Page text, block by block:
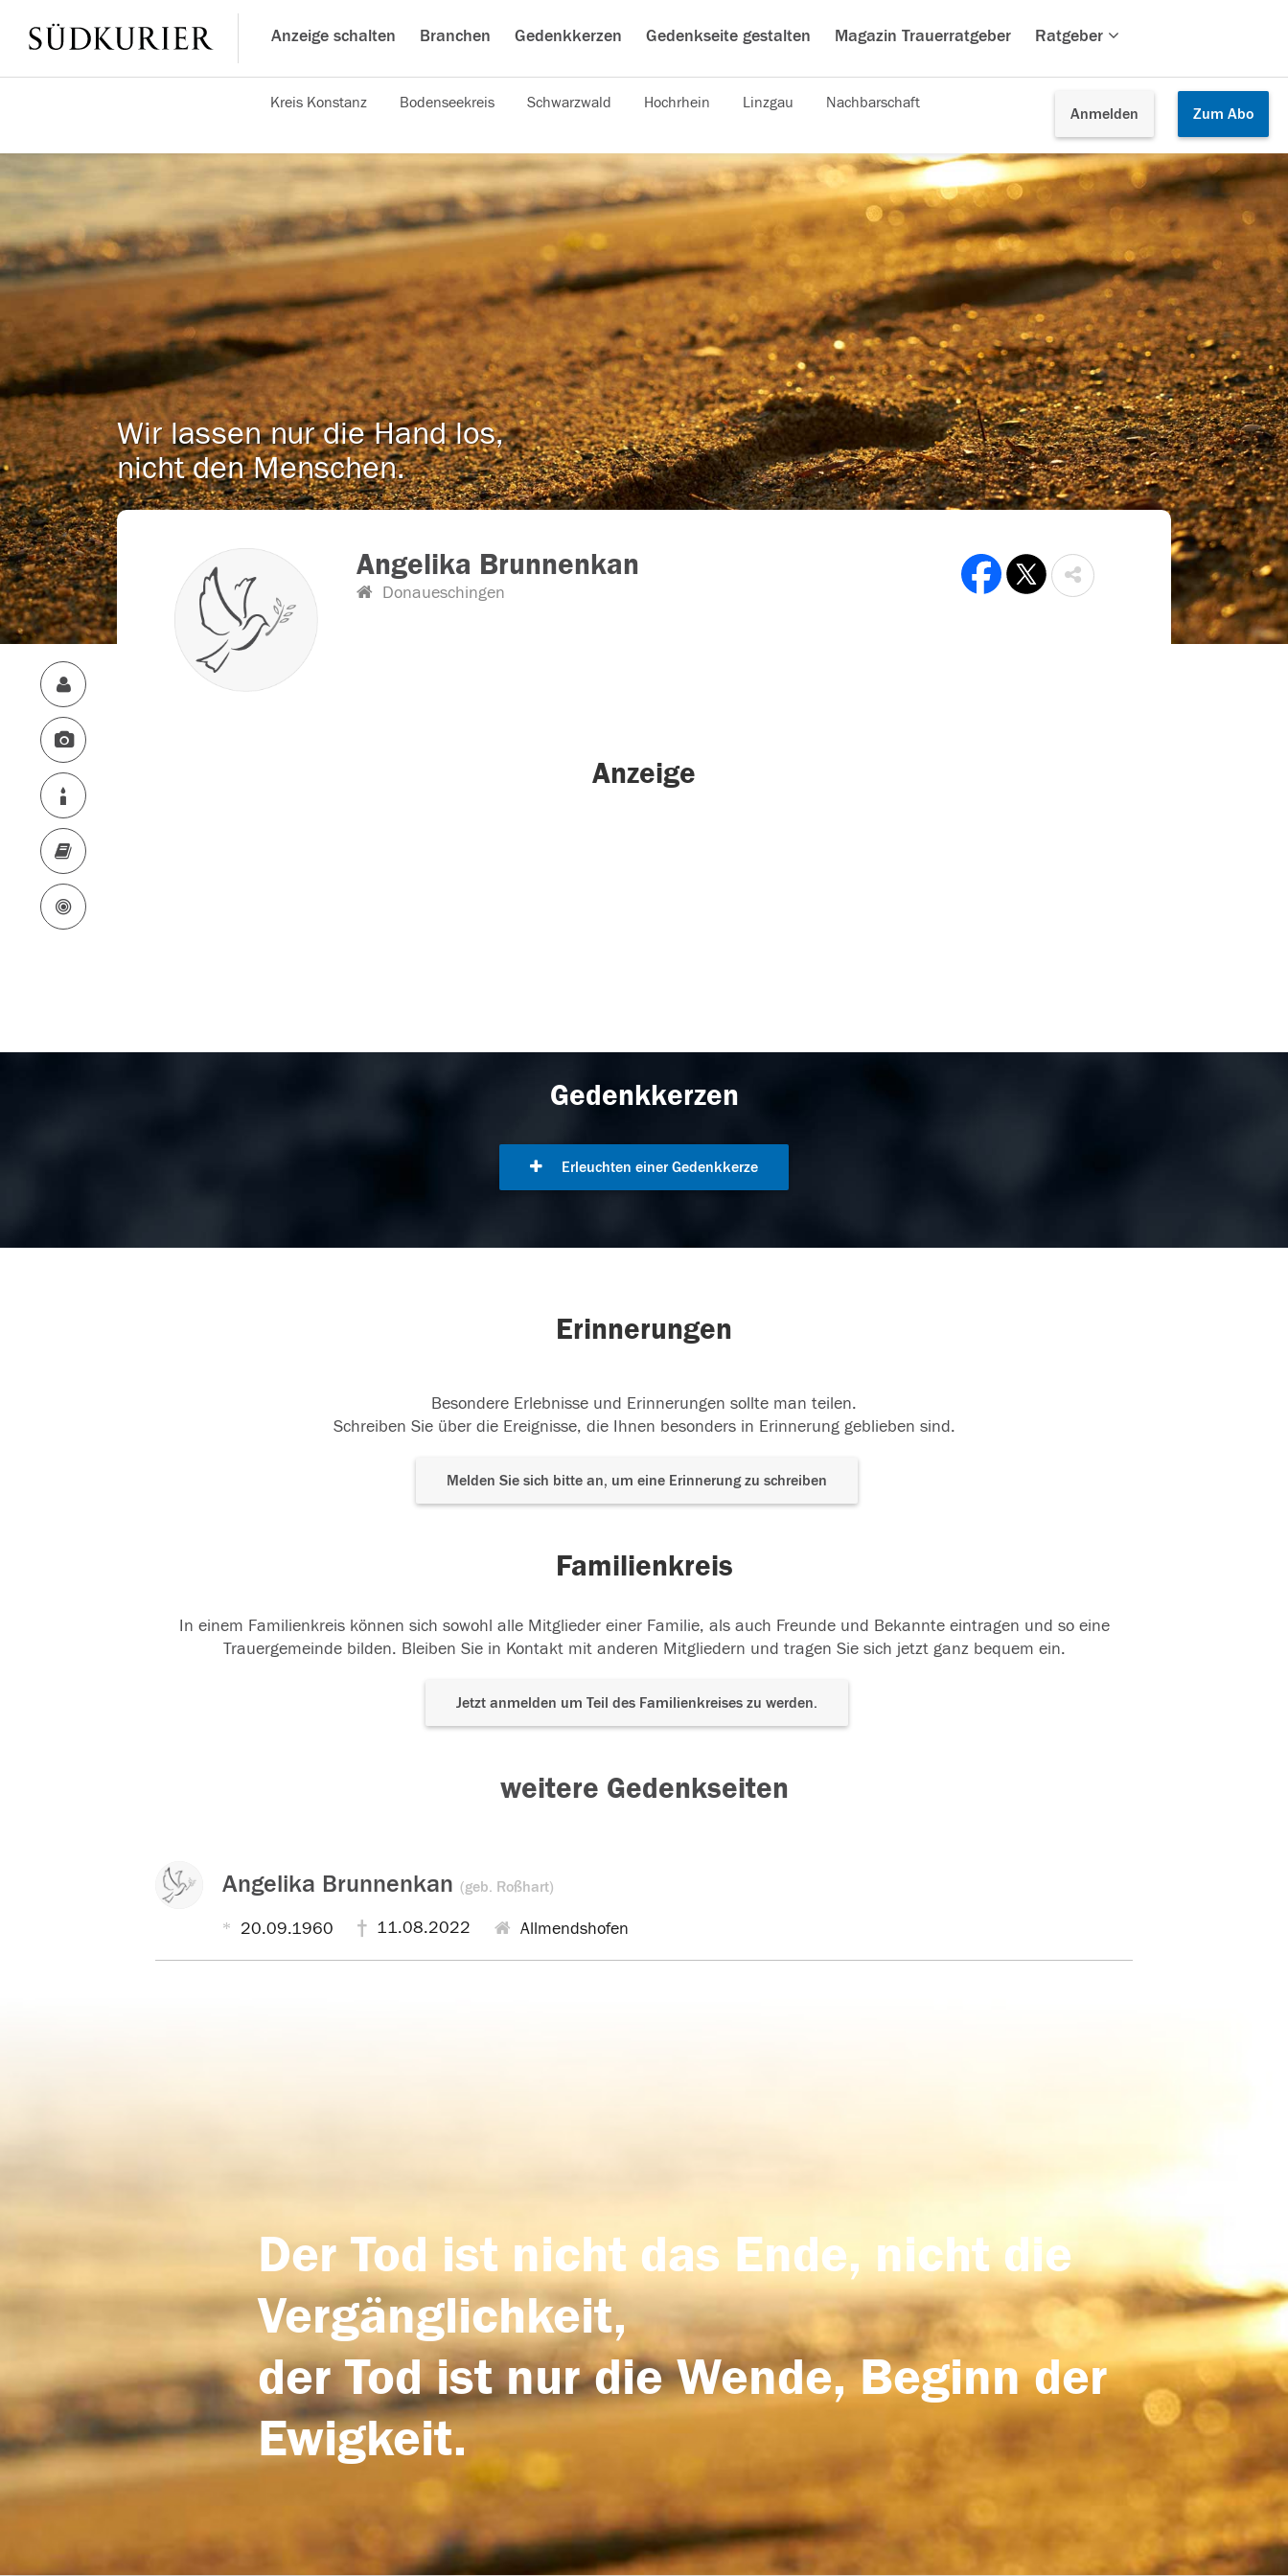
Anzeige schalten Branchen Gedenkkerzen Gedenkseite gestalten Magazin Trauerratgeber Ratgeber
Anmelden Zum Abo
Kreis Konstanz Bodenseekreis Schwarzwald Hochrhein Linzgau Nachbarschaft
Wir lassen nur die Hand los,
nicht den Menschen.
Angelika Brunnenkan
Donaueschingen
Anzeige
Gedenkkerzen
Erleuchten einer Gedenkkerze
Erinnerungen
Besondere Erlebnisse und Erinnerungen sollte man teilen.
Schreiben Sie über die Ereignisse, die Ihnen besonders in Erinnerung geblieben sind.
Melden Sie sich bitte an, um eine Erinnerung zu schreiben
Familienkreis
In einem Familienkreis können sich sowohl alle Mitglieder einer Familie, als auch Freunde und Bekannte eintragen und so eine
Trauergemeinde bilden. Bleiben Sie in Kontakt mit anderen Mitgliedern und tragen Sie sich jetzt ganz bequem ein.
Jetzt anmelden um Teil des Familienkreises zu werden.
weitere Gedenkseiten
Angelika Brunnenkan (geb. Roßhart)
20.09.1960 11.08.2022 Allmendshofen
Der Tod ist nicht das Ende, nicht die
Vergänglichkeit,
der Tod ist nur die Wende, Beginn der
Ewigkeit.